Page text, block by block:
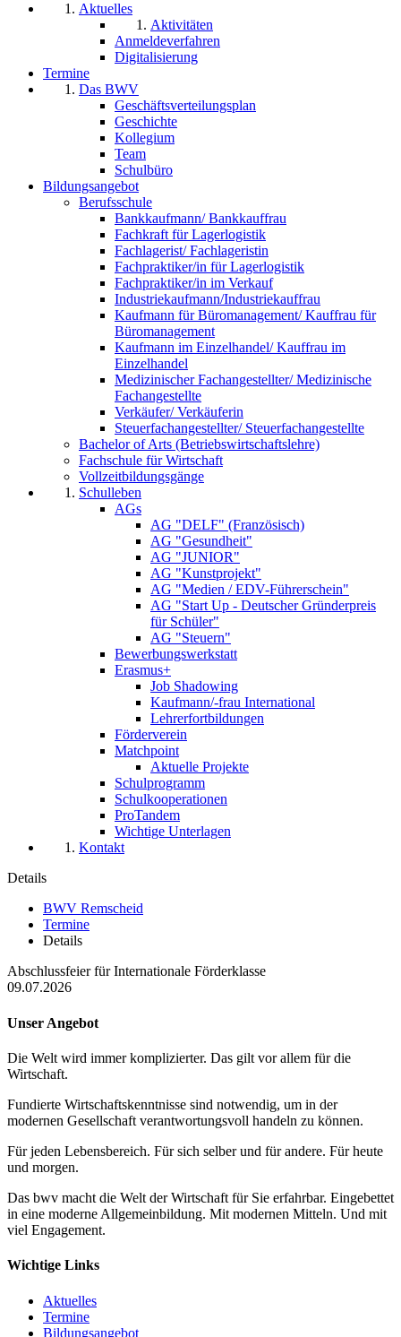
Aktuelles
Aktivitäten
Anmeldeverfahren
Digitalisierung
Termine
Das BWV
Geschäftsverteilungsplan
Geschichte
Kollegium
Team
Schulbüro
Bildungsangebot
Berufsschule
Bankkaufmann/ Bankkauffrau
Fachkraft für Lagerlogistik
Fachlagerist/ Fachlageristin
Fachpraktiker/in für Lagerlogistik
Fachpraktiker/in im Verkauf
Industriekaufmann/Industriekauffrau
Kaufmann für Büromanagement/ Kauffrau für
Büromanagement
Kaufmann im Einzelhandel/ Kauffrau im
Einzelhandel
Medizinischer Fachangestellter/ Medizinische
Fachangestellte
Verkäufer/ Verkäuferin
Steuerfachangestellter/ Steuerfachangestellte
Bachelor of Arts (Betriebswirtschaftslehre)
Fachschule für Wirtschaft
Vollzeitbildungsgänge
Schulleben
AGs
AG "DELF" (Französisch)
AG "Gesundheit"
AG "JUNIOR"
AG "Kunstprojekt"
AG "Medien / EDV-Führerschein"
AG "Start Up - Deutscher Gründerpreis
für Schüler"
AG "Steuern"
Bewerbungswerkstatt
Erasmus+
Job Shadowing
Kaufmann/-frau International
Lehrerfortbildungen
Förderverein
Matchpoint
Aktuelle Projekte
Schulprogramm
Schulkooperationen
ProTandem
Wichtige Unterlagen
Kontakt
Details
BWV Remscheid
Termine
Details
Abschlussfeier für Internationale Förderklasse
09.07.2026
Unser Angebot
Die Welt wird immer komplizierter. Das gilt vor allem für die
Wirtschaft.
Fundierte Wirtschaftskenntnisse sind notwendig, um in der
modernen Gesellschaft verantwortungsvoll handeln zu können.
Für jeden Lebensbereich. Für sich selber und für andere. Für heute
und morgen.
Das bwv macht die Welt der Wirtschaft für Sie erfahrbar. Eingebettet
in eine moderne Allgemeinbildung. Mit modernen Mitteln. Und mit
viel Engagement.
Wichtige Links
Aktuelles
Termine
Bildungsangebot